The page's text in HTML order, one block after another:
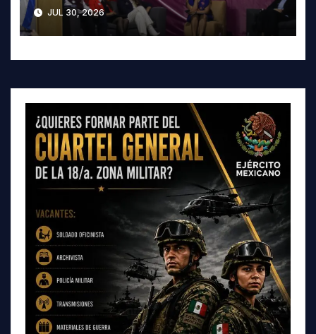
contra la Trata de Personas
JUL 30, 2026